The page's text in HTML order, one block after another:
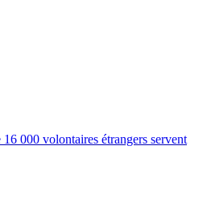
000 volontaires étrangers servent